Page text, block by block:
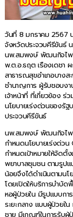
วันที่ 8 มกราคม 2567
จังหวัดประจวบคีรีขันธ์
นพ.สมพงษ์ พัฒนกิจไพโ
พ.ต.อ.ธฤต เรืองเดชา
สาธารณสุขอำเภอบาง
ชำนาญการ ผู้รับชอบง
เจ้าหน้าที่ ที่เกี่ยวข้อง
นโยบายเร่งด่วนของรั
ประจวบคีรีขันธ์
นพ.สมพงษ์ พัฒนกิจไพโ
กำหนดนโยบายเร่งด่ว
กำหนดเป้าหมายให้จัด
พยาบาลชุมชน ตามรูป
น้อยจึงได้ดำเนินตามนโ
โดยเปิดให้บริการบำบั
หอผู้ป่วยใน มีรูปแบบกา
ระยะกลาง แบบผู้ป่วยใ
ชาย มีเกณฑ์ในการรับผู้